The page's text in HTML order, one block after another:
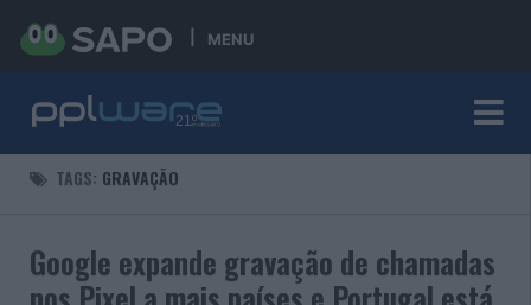
MENU
TAGS: GRAVAÇÃO
Google expande gravação de chamadas